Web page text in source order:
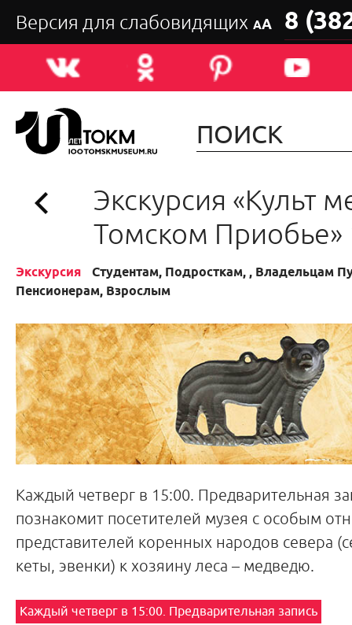
Версия для слабовидящих АА 8
Экскурсия «Культ
Томском Приобье»
Экскурсия
Студентам, Подросткам, , Владельцам
Пенсионерам, Взрослым
Каждый четверг в 15:00. Предварительная
познакомит посетителей музея с особым
представителей коренных народов севера
кеты, эвенки) к хозяину леса – медведю.
Каждый четверг в 15:00. Предварительная запись